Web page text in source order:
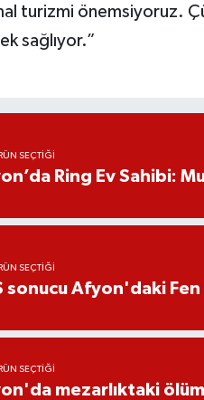
turizmi önemsiyoruz.
sağlıyor.”
SEÇTIĞI
Ring Ev Sahibi:
SEÇTIĞI
sonucu Afyon'daki
SEÇTIĞI
mezarlıktaki